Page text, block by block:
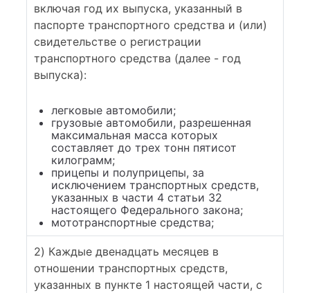
включая год их выпуска, указанный в
паспорте транспортного средства и (или)
свидетельстве о регистрации
транспортного средства (далее - год
выпуска):
легковые автомобили;
грузовые автомобили, разрешенная
максимальная масса которых
составляет до трех тонн пятисот
килограмм;
прицепы и полуприцепы, за
исключением транспортных средств,
указанных в части 4 статьи 32
настоящего Федерального закона;
мототранспортные средства;
2) Каждые двенадцать месяцев в
отношении транспортных средств,
указанных в пункте 1 настоящей части, с